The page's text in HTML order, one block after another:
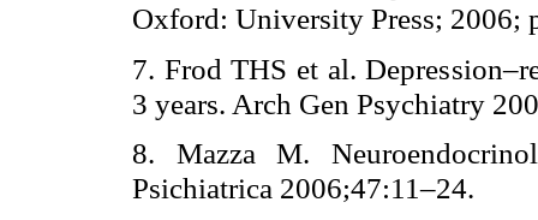
Oxford: University Press; 2006;
7. Frod THS et al.
3 years. Arch Gen Psychiatry
8. Mazza M.
Psichiatrica 2006;47:11–24.